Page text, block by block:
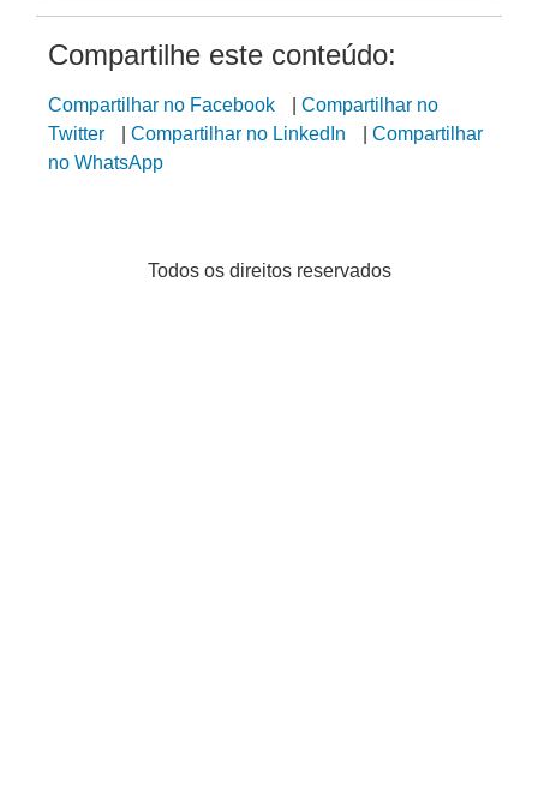
Compartilhe este conteúdo:
Compartilhar no Facebook
Compartilhar no
Twitter
Compartilhar no LinkedIn
Compartilhar
no WhatsApp
Todos os direitos reservados